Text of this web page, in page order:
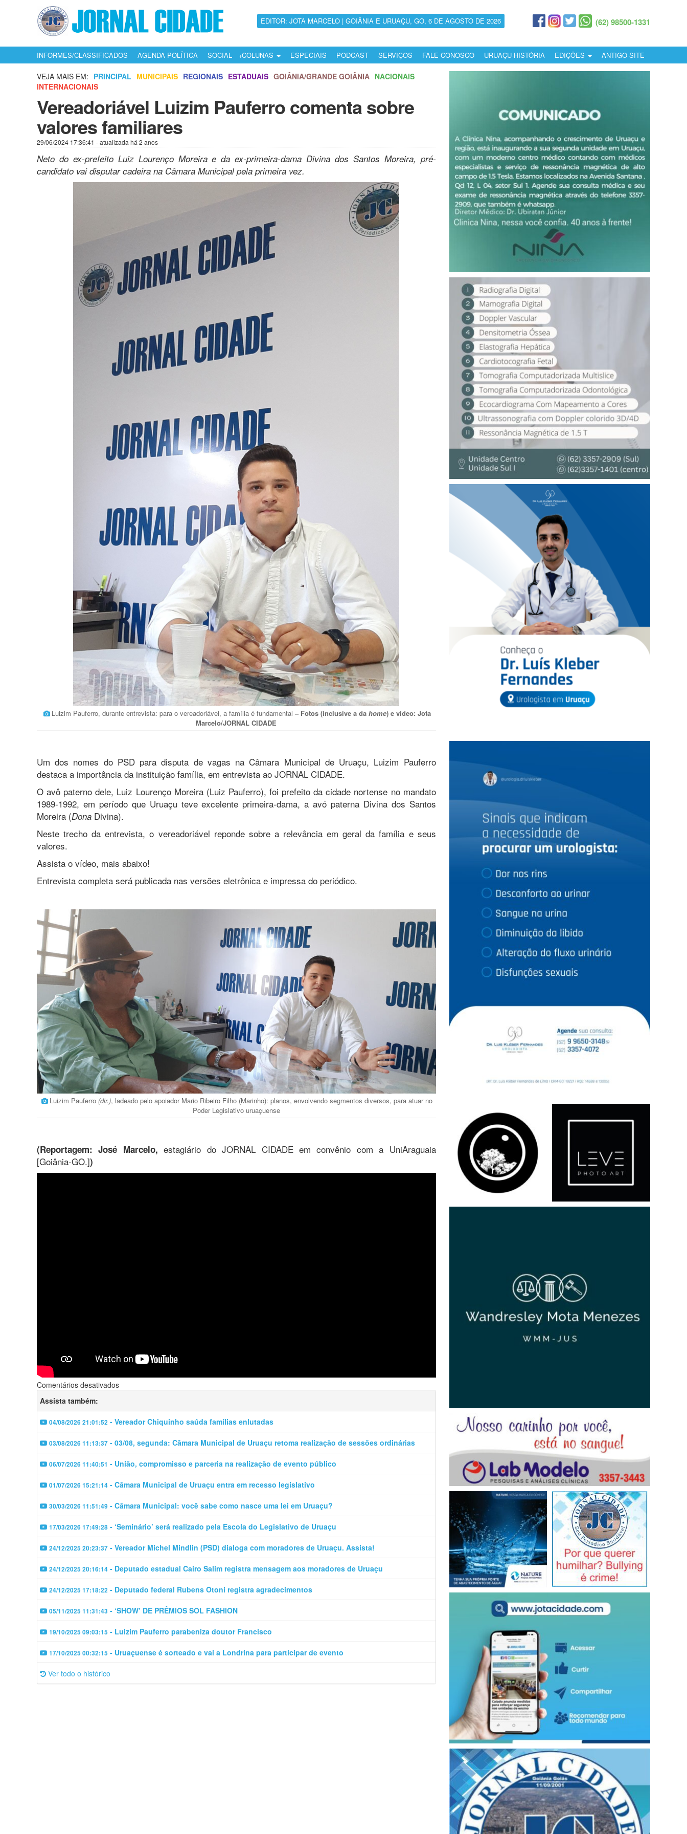
EDITOR: JOTA MARCELO | GOIÂNIA E URUAÇU, GO, 6 DE AGOSTO DE 2026 (62) 98500-1331
INFORMES/CLASSIFICADOS AGENDA POLÍTICA SOCIAL COLUNAS ESPECIAIS PODCAST SERVIÇOS FALE CONOSCO URUAÇU-HISTÓRIA EDIÇÕES ANTIGO SITE
VEJA MAIS EM: PRINCIPAL MUNICIPAIS REGIONAIS ESTADUAIS GOIÂNIA/GRANDE GOIÂNIA NACIONAIS
INTERNACIONAIS
Vereadoriável Luizim Pauferro comenta sobre
valores familiares
29/06/2024 17:36:41 - atualizada há 2 anos
Neto do ex-prefeito Luiz Lourenço Moreira e da ex-primeira-dama Divina dos Santos Moreira, pré-
candidato vai disputar cadeira na Câmara Municipal pela primeira vez.
Luizim Pauferro, durante entrevista: para o vereadoriável, a família é fundamental – Fotos (inclusive a da home) e vídeo: Jota
Marcelo/JORNAL CIDADE
Um dos nomes do PSD para disputa de vagas na Câmara Municipal de Uruaçu, Luizim Pauferro
destaca a importância da instituição família, em entrevista ao JORNAL CIDADE.
O avô paterno dele, Luiz Lourenço Moreira (Luiz Pauferro), foi prefeito da cidade nortense no mandato
1989-1992, em período que Uruaçu teve excelente primeira-dama, a avó paterna Divina dos Santos
Moreira (Dona Divina).
Neste trecho da entrevista, o vereadoriável reponde sobre a relevância em geral da família e seus
valores.
Assista o vídeo, mais abaixo!
Entrevista completa será publicada nas versões eletrônica e impressa do periódico.
Luizim Pauferro(dir.), ladeado pelo apoiador Mario Ribeiro Filho (Marinho): planos, envolvendo segmentos diversos, para atuar no
Poder Legislativo uruaçuense
(Reportagem: José Marcelo, estagiário do JORNAL CIDADE em convênio com a UniAraguaia
[Goiânia-GO.])
Comentários desativadosem
Pauferro
comenta
sobre
valores
familiares
Assista também:
04/08/2026 21:01:52 - Vereador Chiquinho saúda famílias enlutadas
03/08/2026 11:13:37 - 03/08, segunda: Câmara Municipal de Uruaçu retoma realização de sessões ordinárias
06/07/2026 11:40:51 - União, compromisso e parceria na realização de evento público
01/07/2026 15:21:14 - Câmara Municipal de Uruaçu entra em recesso legislativo
30/03/2026 11:51:49 - Câmara Municipal: você sabe como nasce uma lei em Uruaçu?
17/03/2026 17:49:28 - ‘Seminário’ será realizado pela Escola do Legislativo de Uruaçu
24/12/2025 20:23:37 - Vereador Michel Mindlin (PSD) dialoga com moradores de Uruaçu. Assista!
24/12/2025 20:16:14 - Deputado estadual Cairo Salim registra mensagem aos moradores de Uruaçu
24/12/2025 17:18:22 - Deputado federal Rubens Otoni registra agradecimentos
05/11/2025 11:31:43 - ‘SHOW’ DE PRÊMIOS SOL FASHION
19/10/2025 09:03:15 - Luizim Pauferro parabeniza doutor Francisco
17/10/2025 00:32:15 - Uruaçuense é sorteado e vai a Londrina para participar de evento
Ver todo o histórico